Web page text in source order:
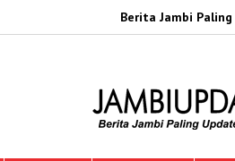
Berita Jambi